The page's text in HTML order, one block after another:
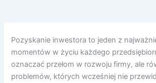
Pozyskanie inwestora to jeden z
momentów w życiu każdego
oznaczać przełom w rozwoju firmy, ale
problemów, których wcześniej nie